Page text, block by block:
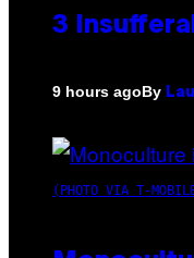
3
9 hours agoBy
(PHOTO VIA T-